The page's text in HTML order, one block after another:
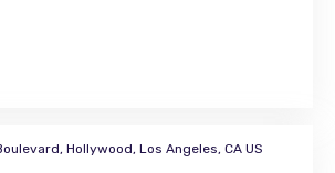
Hollywood, Los Angeles, CA US